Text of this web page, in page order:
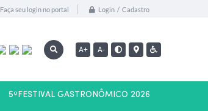
Faça seu login no portal Login / Cadastro
A+ A-
5ºFESTIVAL GASTRONÔMICO 2026